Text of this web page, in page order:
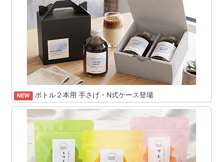
NEW ボトル２本用 手さげ・N式ケース登場